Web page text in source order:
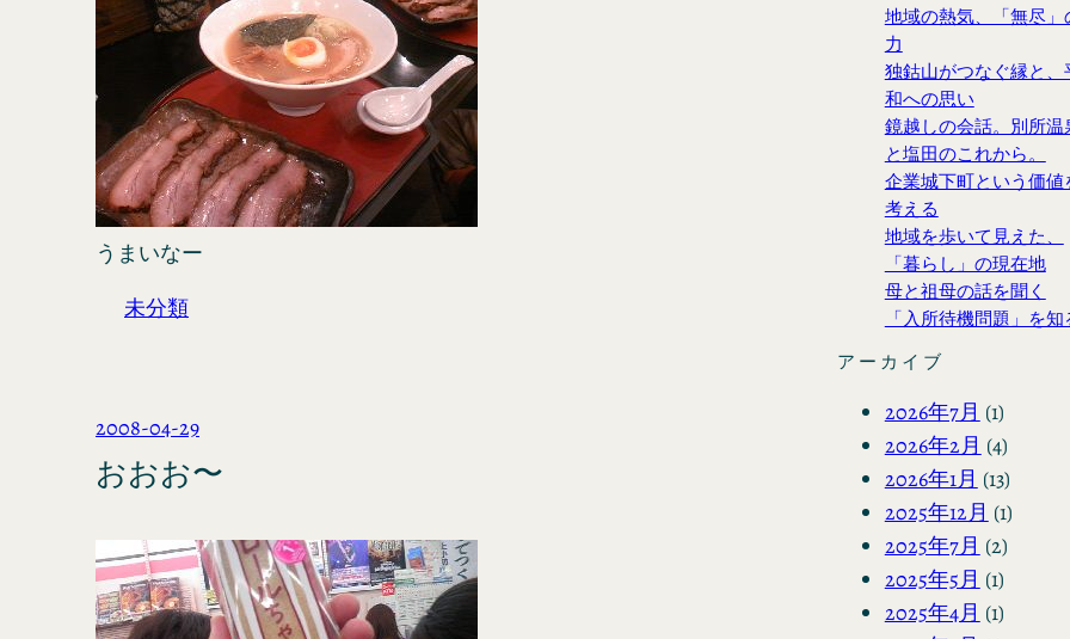
うまいなー
未分類
2008-04-29
おおお〜
地域の熱気、「無尽」
力
独鈷山がつなぐ縁と、
和への思い
鏡越しの会話。別所温
と塩田のこれから。
企業城下町という価値
考える
地域を歩いて見えた、
「暮らし」の現在地
母と祖母の話を聞く
「入所待機問題」を知
アーカイブ
2026年7月 (1)
2026年2月 (4)
2026年1月 (13)
2025年12月 (1)
2025年7月 (2)
2025年5月 (1)
2025年4月 (1)